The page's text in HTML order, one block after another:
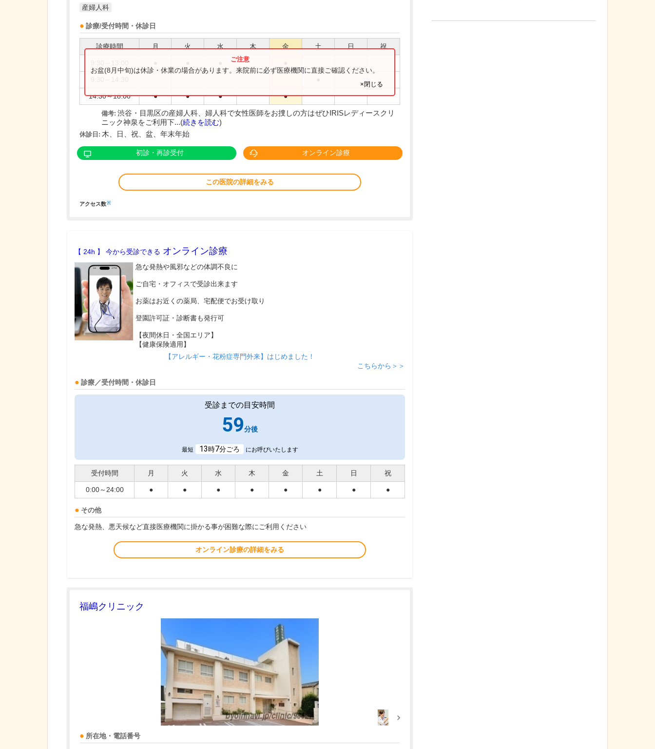
産婦人科
診療/受付時間・休診日
診療時間 月 火 水 木 金 土 日 祝
14:30～18:00 ● ● ● ●
お盆(8月中旬)は休診・休業の場合があります。来院前に必ず医療機関に直接ご確認ください。
×閉じる
備考: 渋谷・目黒区の産婦人科、婦人科で女性医師をお捜しの方はぜひIRISレディースクリ
ニック神泉をご利用下...(続きを読む)
休診日: 木、日、祝、盆、年末年始
初診・再診受付 オンライン診療
この医院の詳細をみる
アクセス数※
【 24h 】 今から受診できる オンライン診療
急な発熱や風邪などの体調不良に
ご自宅・オフィスで受診出来ます
お薬はお近くの薬局、宅配便でお受け取り
登園許可証・診断書も発行可
【夜間休日・全国エリア】
【健康保険適用】
【アレルギー・花粉症専門外来】はじめました！
こちらから＞＞
診療／受付時間・休診日
受診までの目安時間
59分後
最短 13時7分ごろ にお呼びいたします
受付時間 月 火 水 木 金 土 日 祝
0:00～24:00 ● ● ● ● ● ● ● ●
その他
急な発熱、悪天候など直接医療機関に掛かる事が困難な際にご利用ください
オンライン診療の詳細をみる
福嶋クリニック
所在地・電話番号